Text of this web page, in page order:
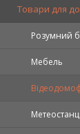
Товари для
Розумний
Мебель